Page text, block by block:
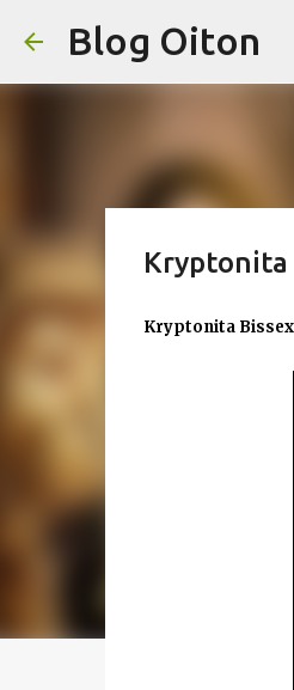
Blog Oiton
Kryptonita
Kryptonita